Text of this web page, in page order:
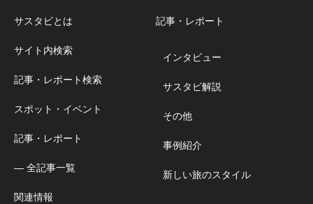
サスタビとは
サイト内検索
記事・レポート検索
スポット・イベント
記事・レポート
― 全記事一覧
関連情報
記事・レポート
インタビュー
サスタビ解説
その他
事例紹介
新しい旅のスタイル